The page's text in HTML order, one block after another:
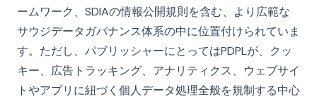
ームワーク、SDIAの情報公開規則を含む、より広範な
サウジデータガバナンス体系の中に位置付けられていま
す。ただし、パブリッシャーにとってはPDPLが、クッ
キー、広告トラッキング、アナリティクス、ウェブサイ
トやアプリに紐づく個人データ処理全般を規制する中心